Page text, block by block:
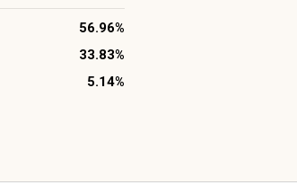
56.96%
33.83%
5.14%